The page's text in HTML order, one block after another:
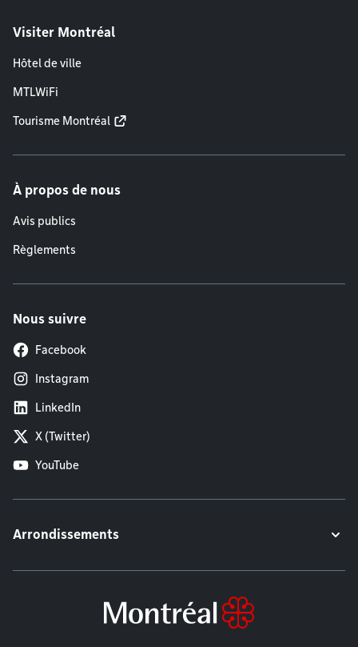
Visiter Montréal
Hôtel de ville
MTLWiFi
Tourisme Montréal
À propos de nous
Avis publics
Règlements
Nous suivre
Facebook
Instagram
LinkedIn
X (Twitter)
YouTube
Arrondissements